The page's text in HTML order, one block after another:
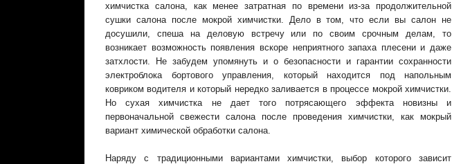
химчистка салона, как менее затратная по времени из-за продолжительной
сушки салона после мокрой химчистки. Дело в том, что если вы салон не
досушили, спеша на деловую встречу или по своим срочным делам, то
возникает возможность появления вскоре неприятного запаха плесени и даже
затхлости. Не забудем упомянуть и о безопасности и гарантии сохранности
электроблока бортового управления, который находится под напольным
ковриком водителя и который нередко заливается в процессе мокрой химчистки.
Но сухая химчистка не дает того потрясающего эффекта новизны и
первоначальной свежести салона после проведения химчистки, как мокрый
вариант химической обработки салона.
Наряду с традиционными вариантами химчистки, выбор которого зависит